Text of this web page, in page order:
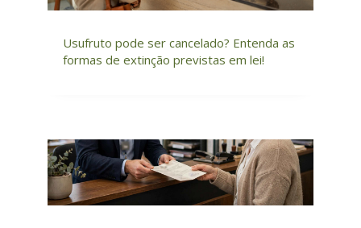
Usufruto pode ser cancelado? Entenda as
formas de extinção previstas em lei!